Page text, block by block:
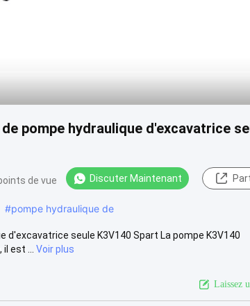
pompe hydraulique d'excavatrice
de vue Discuter Maintenant
#pompe hydraulique de
d'excavatrice seule K3V140 Spart La pompe K3V140
est ...
Voir plus
Laissez